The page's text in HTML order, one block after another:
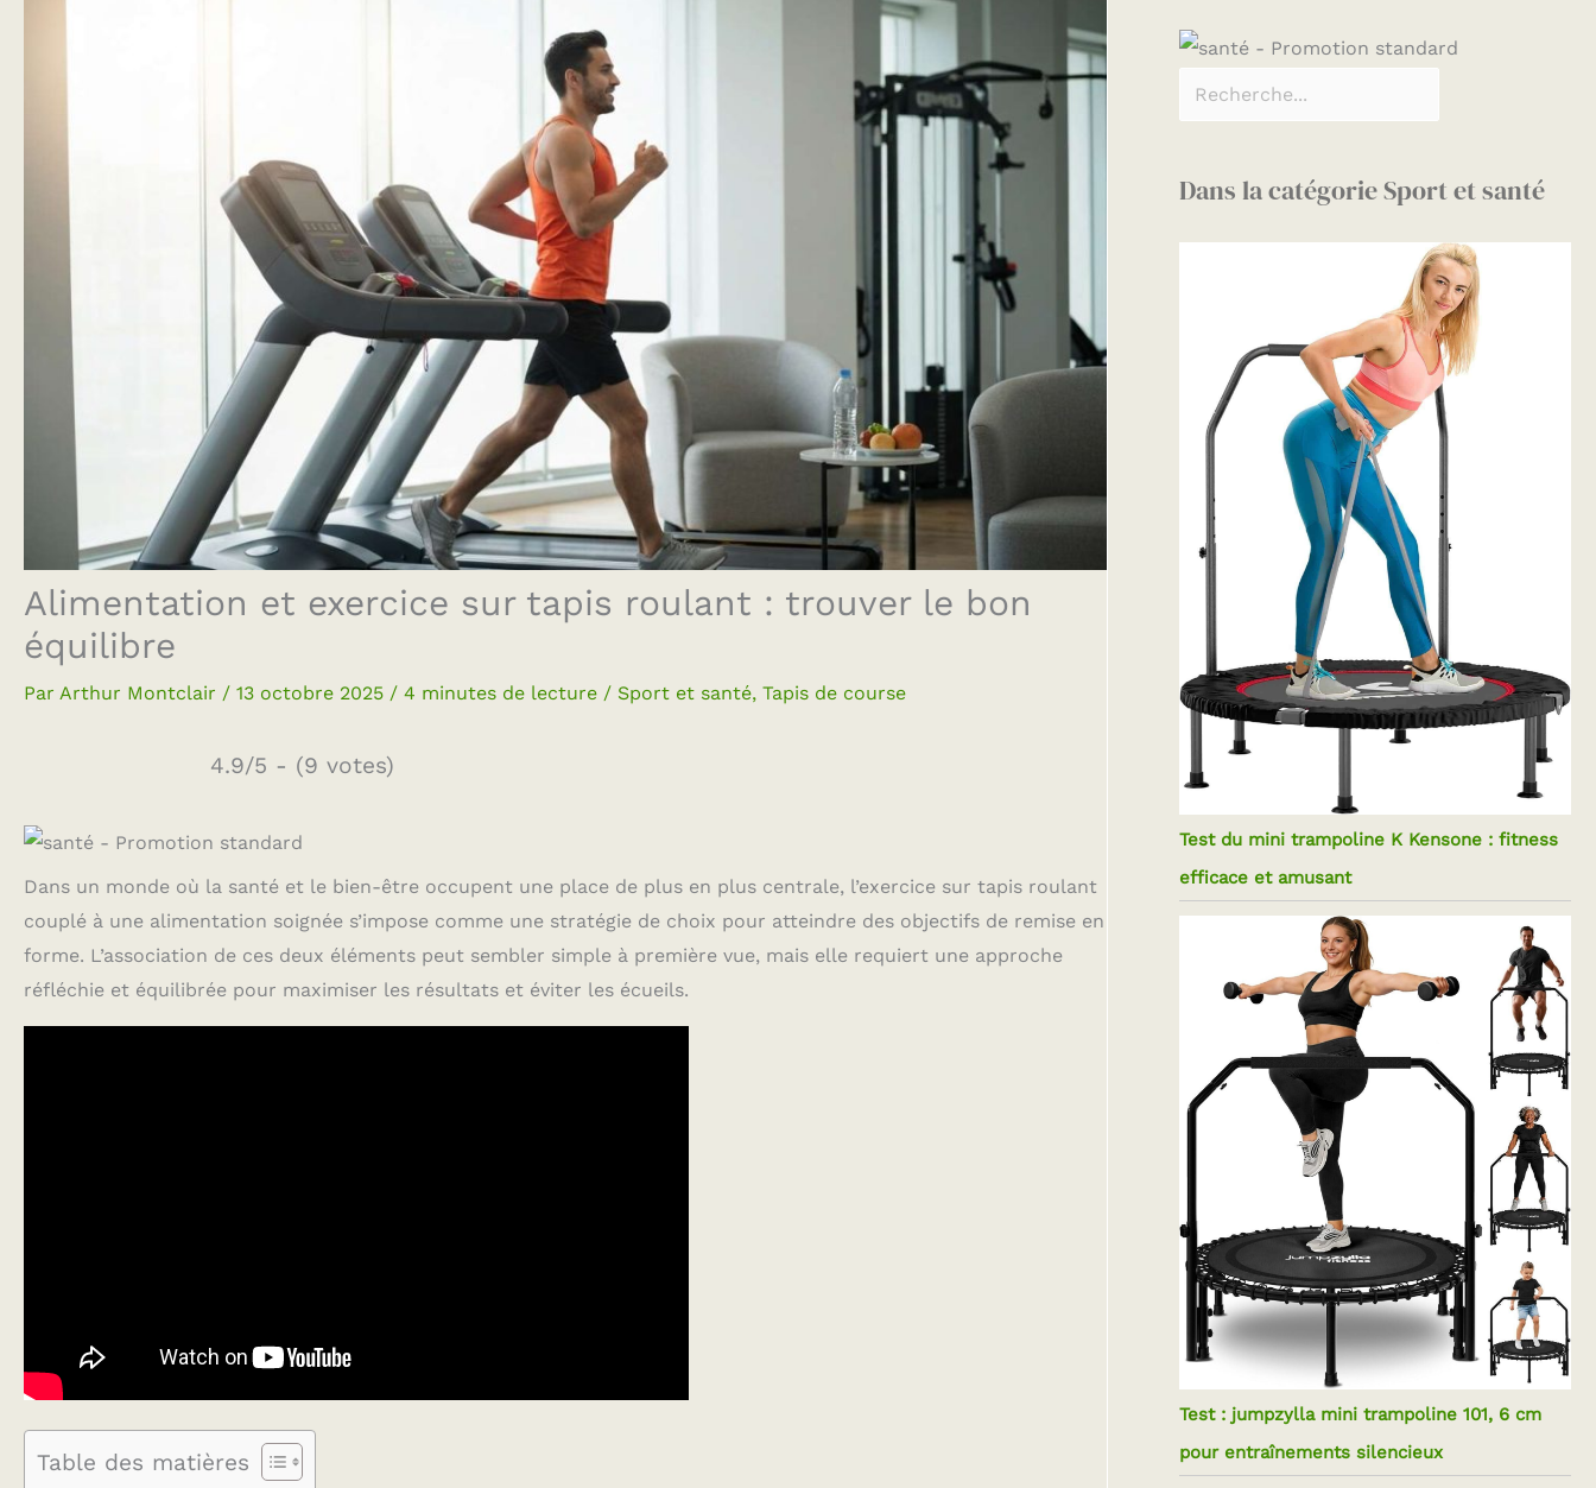
Alimentation et exercice sur tapis roulant : trouver le bon
équilibre
Par Arthur Montclair / 13 octobre 2025 / 4 minutes de lecture / Sport et santé, Tapis de course
4.9/5 - (9 votes)
Dans un monde où la santé et le bien-être occupent une place de plus en plus centrale, l’exercice sur tapis roulant
couplé à une alimentation soignée s’impose comme une stratégie de choix pour atteindre des objectifs de remise en
forme. L’association de ces deux éléments peut sembler simple à première vue, mais elle requiert une approche
réfléchie et équilibrée pour maximiser les résultats et éviter les écueils.
Table des matières
Dans la catégorie Sport et santé
Test du mini trampoline K Kensone : fitness
efficace et amusant
Test : jumpzylla mini trampoline 101, 6 cm
pour entraînements silencieux